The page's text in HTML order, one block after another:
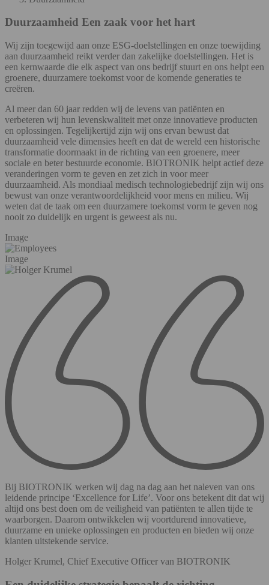
Duurzaamheid Een zaak voor het hart
Wij zijn toegewijd aan onze ESG-doelstellingen en onze toewijding
aan duurzaamheid reikt verder dan zakelijke doelstellingen. Het is
een kernwaarde die elk aspect van ons bedrijf stuurt en ons helpt een
groenere, duurzamere toekomst voor de komende generaties te
creëren.
Al meer dan 60 jaar redden wij de levens van patiënten en
verbeteren wij hun levenskwaliteit met onze innovatieve producten
en oplossingen. Tegelijkertijd zijn wij ons ervan bewust dat
duurzaamheid vele dimensies heeft en dat de wereld een historische
transformatie doormaakt in de richting van een groenere, meer
sociale en beter bestuurde economie. BIOTRONIK helpt actief deze
veranderingen vorm te geven en zet zich in voor meer
duurzaamheid. Als mondiaal medisch technologiebedrijf zijn wij ons
bewust van onze verantwoordelijkheid voor mens en milieu. Wij
weten dat de taak om een duurzamere toekomst vorm te geven nog
nooit zo duidelijk en urgent is geweest als nu.
Image
Image
Bij BIOTRONIK werken wij dag na dag aan het naleven van ons
leidende principe ‘Excellence for Life’. Voor ons betekent dit dat wij
altijd ons best doen om de veiligheid van patiënten te allen tijde te
waarborgen. Daarom ontwikkelen wij voortdurend innovatieve,
duurzame en unieke oplossingen en producten en bieden wij onze
klanten uitstekende service.
Holger Krumel, Chief Executive Officer van BIOTRONIK